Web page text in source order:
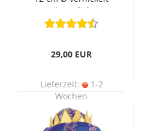
mit Teelicht
29,00 EUR
Lieferzeit:
1-2
Wochen